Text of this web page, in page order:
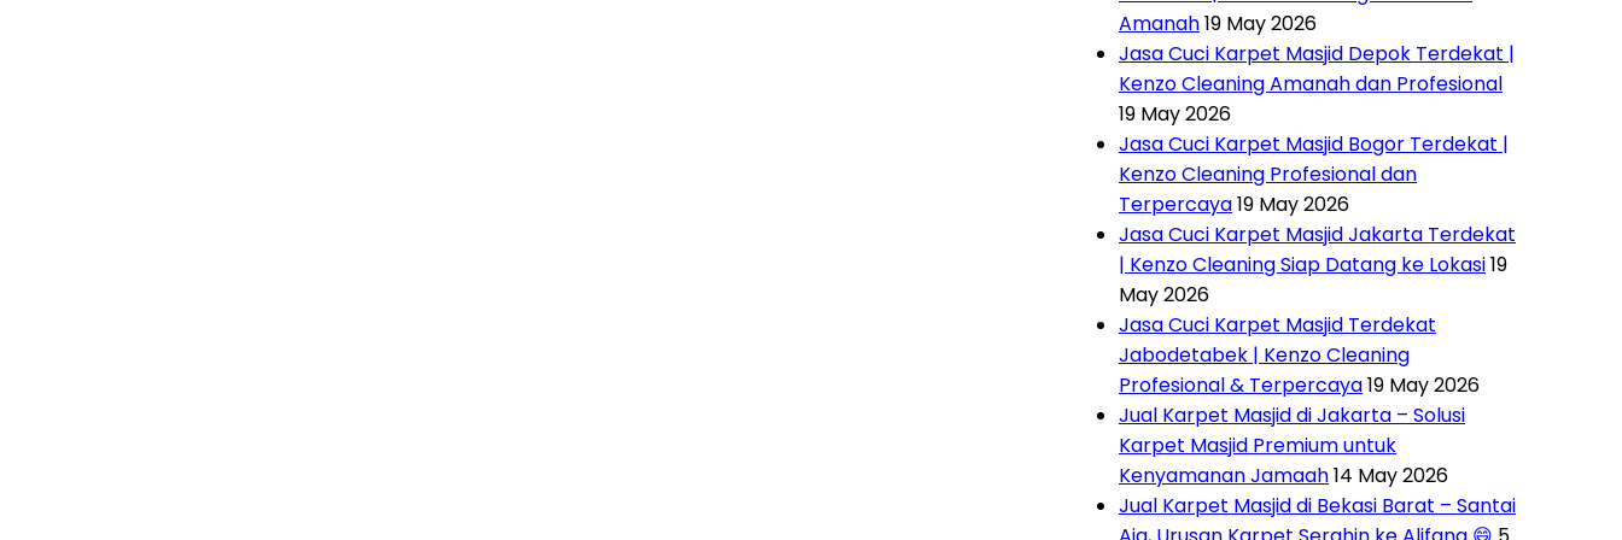
Amanah19 May 2026
Jasa Cuci Karpet Masjid Depok Terdekat |
Kenzo Cleaning Amanah dan Profesional
19 May 2026
Jasa Cuci Karpet Masjid Bogor Terdekat |
Kenzo Cleaning Profesional dan
Terpercaya19 May 2026
Jasa Cuci Karpet Masjid Jakarta Terdekat
| Kenzo Cleaning Siap Datang ke Lokasi19
May 2026
Jasa Cuci Karpet Masjid Terdekat
Jabodetabek | Kenzo Cleaning
Profesional & Terpercaya19 May 2026
Jual Karpet Masjid di Jakarta – Solusi
Karpet Masjid Premium untuk
Kenyamanan Jamaah14 May 2026
Jual Karpet Masjid di Bekasi Barat – Santai